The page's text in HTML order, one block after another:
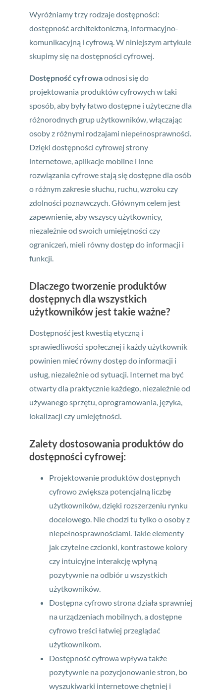
Wyróżniamy trzy rodzaje dostępności:
dostępność architektoniczną, informacyjno-
komunikacyjną i cyfrową. W niniejszym artykule
skupimy się na dostępności cyfrowej.
Dostępność cyfrowaodnosi się do
projektowania produktów cyfrowych w taki
sposób, aby były łatwo dostępne i użyteczne dla
różnorodnych grup użytkowników, włączając
osoby z różnymi rodzajami niepełnosprawności.
Dzięki dostępności cyfrowej strony
internetowe, aplikacje mobilne i inne
rozwiązania cyfrowe stają się dostępne dla osób
o różnym zakresie słuchu, ruchu, wzroku czy
zdolności poznawczych. Głównym celem jest
zapewnienie, aby wszyscy użytkownicy,
niezależnie od swoich umiejętności czy
ograniczeń, mieli równy dostęp do informacji i
funkcji.
Dlaczego tworzenie produktów
dostępnych dla wszystkich
użytkowników jest takie ważne?
Dostępność jest kwestią etyczną i
sprawiedliwości społecznej i każdy użytkownik
powinien mieć równy dostęp do informacji i
usług, niezależnie od sytuacji. Internet ma być
otwarty dla praktycznie każdego, niezależnie od
używanego sprzętu, oprogramowania, języka,
lokalizacji czy umiejętności.
Zalety dostosowania produktów do
dostępności cyfrowej:
Projektowanie produktów dostępnych
cyfrowo zwiększa potencjalną liczbę
użytkowników, dzięki rozszerzeniu rynku
docelowego. Nie chodzi tu tylko o osoby z
niepełnosprawnościami. Takie elementy
jak czytelne czcionki, kontrastowe kolory
czy intuicyjne interakcję wpłyną
pozytywnie na odbiór u wszystkich
użytkowników.
Dostępna cyfrowo strona działa sprawniej
na urządzeniach mobilnych, a dostępne
cyfrowo treści łatwiej przeglądać
użytkownikom.
Dostępność cyfrowa wpływa także
pozytywnie na pozycjonowanie stron, bo
wyszukiwarki internetowe chętniej i